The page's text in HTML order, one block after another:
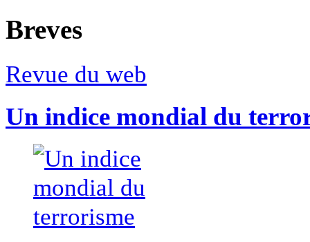
Breves
Revue du web
Un indice mondial du